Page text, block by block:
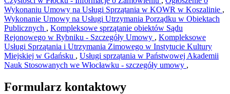
Wykonaniu Umowy na Usługi Sprzątania w KOWR w Koszalinie ,
Wykonanie Umowy na Usługi Utrzymania Porządku w Obiektach
Publicznych , Kompleksowe sprzątanie obiektów Sądu
Rejonowego w Rybniku - Szczegóły Umowy , Kompleksowe
Usługi Sprzątania i Utrzymania Zimowego w Instytucie Kultury
Miejskiej w Gdańsku , Usługi sprzątania w Państwowej Akademii
Nauk Stosowanych we Włocławku - szczegóły umowy ,
Formularz kontaktowy